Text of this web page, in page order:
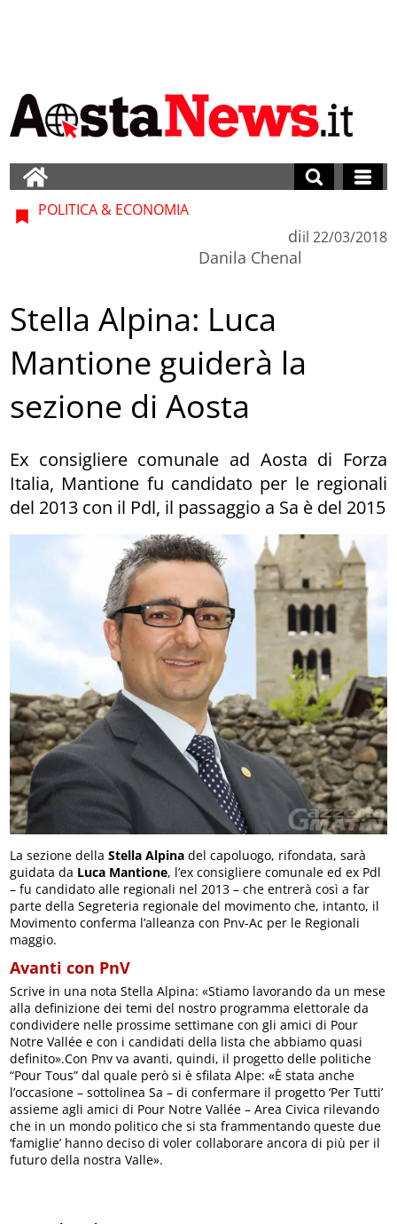
POLITICA & ECONOMIA
di
Danila Chenal
il 22/03/2018
Stella Alpina: Luca
Mantione guiderà la
sezione di Aosta
Ex consigliere comunale ad Aosta di Forza
Italia, Mantione fu candidato per le regionali
del 2013 con il Pdl, il passaggio a Sa è del 2015
La sezione dellaStella Alpina del capoluogo, rifondata, sarà
guidata da Luca Mantione, l’ex consigliere comunale ed ex Pdl
– fu candidato alle regionali nel 2013 – che entrerà così a far
parte della Segreteria regionale del movimento che, intanto, il
Movimento conferma l’alleanza con Pnv-Ac per le Regionali
maggio.
Avanti con PnV
Scrive in una nota Stella Alpina: «Stiamo lavorando da un mese
alla definizione dei temi del nostro programma elettorale da
condividere nelle prossime settimane con gli amici di Pour
Notre Vallée e con i candidati della lista che abbiamo quasi
definito».Con Pnv va avanti, quindi, il progetto delle politiche
“Pour Tous” dal quale però si è sfilata Alpe: «È stata anche
l’occasione – sottolinea Sa – di confermare il progetto ‘Per Tutti’
assieme agli amici di Pour Notre Vallée – Area Civica rilevando
che in un mondo politico che si sta frammentando queste due
‘famiglie’ hanno deciso di voler collaborare ancora di più per il
futuro della nostra Valle».